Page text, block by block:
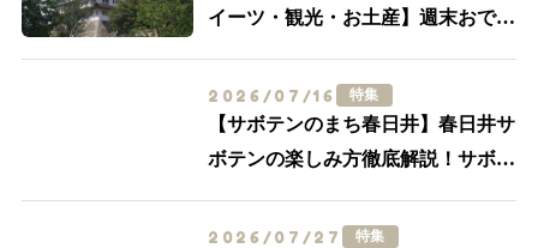
イーツ・観光・お土産】週末おでか
2026/07/16 特集
【サボテンのまち春日井】春日井サ
ボテンの楽しみ方徹底解説！サボテ
買う・体験する】
2026/07/27 特集